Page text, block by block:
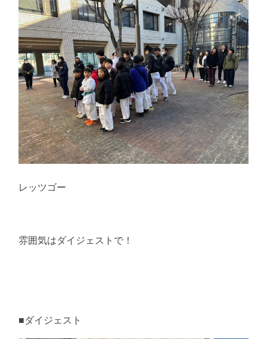
レッツゴー
雰囲気はダイジェストで！
■ダイジェスト